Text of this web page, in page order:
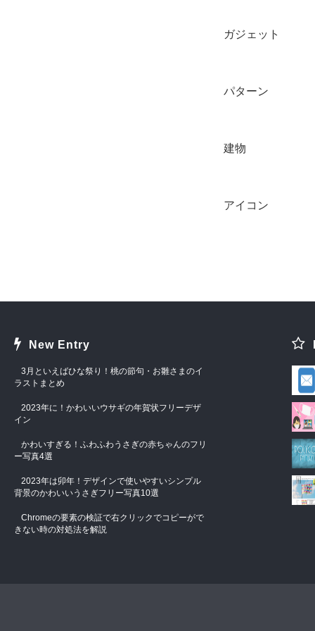
ガジェット
パターン
建物
アイコン
New Entry
3月といえばひな祭り！桃の節句・お雛さまのイ
ラストまとめ
2023年に！かわいいウサギの年賀状フリーデザ
イン
かわいすぎる！ふわふわうさぎの赤ちゃんのフリ
ー写真4選
2023年は卯年！デザインで使いやすいシンプル
背景のかわいいうさぎフリー写真10選
Chromeの要素の検証で右クリックでコピーがで
きない時の対処法を解説